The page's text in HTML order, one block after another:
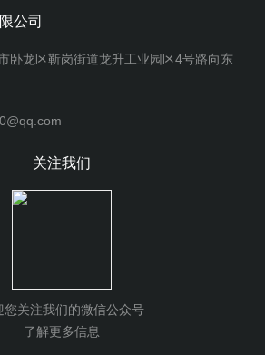
公司
卧龙区靳岗街道龙升工业园区4号路向东
关注我们
您关注我们的微信公众号
了解更多信息